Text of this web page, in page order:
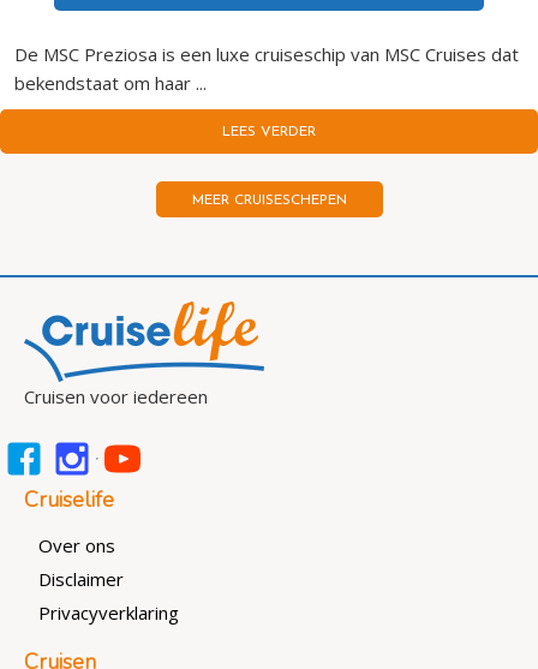
De MSC Preziosa is een luxe cruiseschip van MSC Cruises dat
bekendstaat om haar ...
LEES VERDER
MEER CRUISESCHEPEN
Cruisen voor iedereen
Cruiselife
Over ons
Disclaimer
Privacyverklaring
Cruisen